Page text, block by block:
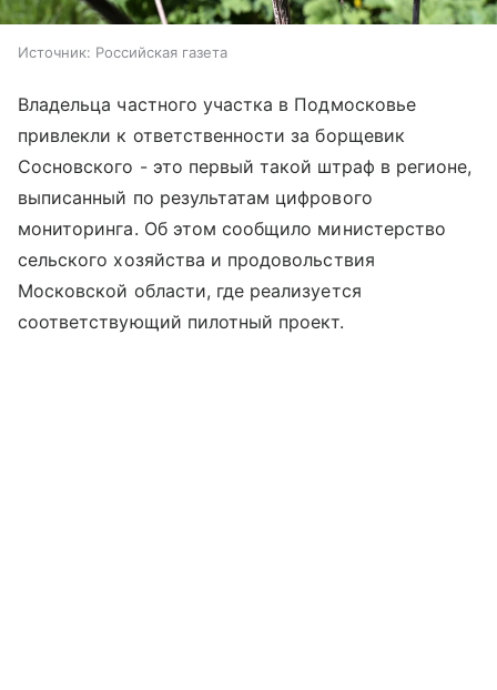
Источник: Российская газета
Владельца частного участка в Подмосковье
привлекли к ответственности за борщевик
Сосновского - это первый такой штраф в регионе,
выписанный по результатам цифрового
мониторинга. Об этом сообщило министерство
сельского хозяйства и продовольствия
Московской области, где реализуется
соответствующий пилотный проект.